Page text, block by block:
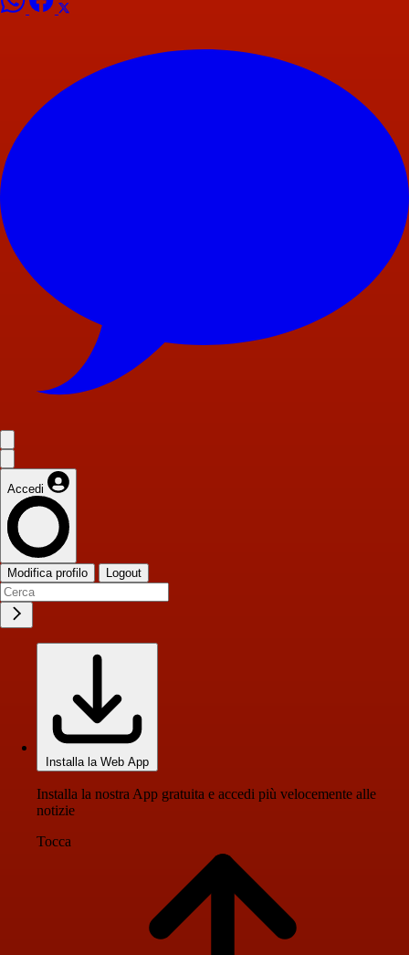
Accedi
Modifica profilo Logout
Installa la Web App
Installa la nostra App gratuita e accedi più velocemente alle
notizie
Tocca